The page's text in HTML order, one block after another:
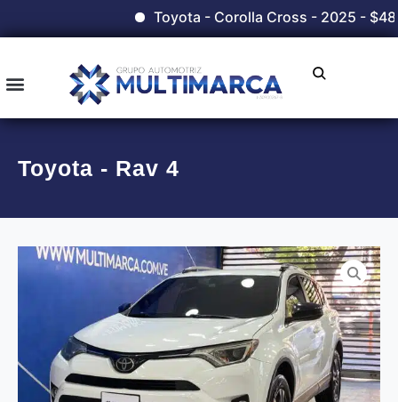
Toyota - Corolla Cross - 2025 -
Toyota - Rav 4